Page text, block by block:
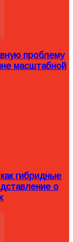
проблему
масштабной
гибридные
о